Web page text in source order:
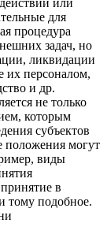
или
для
процедура
задач, но
ликвидации
их персоналом,
и др.
не только
которым
субъектов
положения могут
виды
в
тому подобное.